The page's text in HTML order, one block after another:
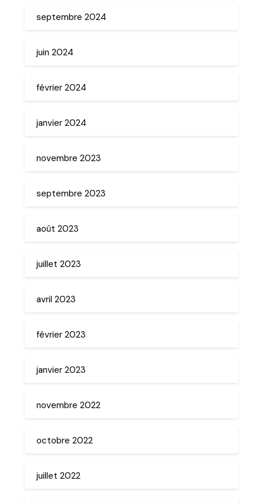
septembre 2024
juin 2024
février 2024
janvier 2024
novembre 2023
septembre 2023
août 2023
juillet 2023
avril 2023
février 2023
janvier 2023
novembre 2022
octobre 2022
juillet 2022